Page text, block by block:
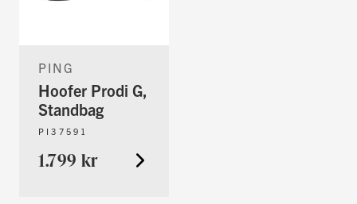
PING
Hoofer Prodi G,
Standbag
PI37591
1.799 kr